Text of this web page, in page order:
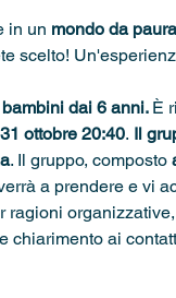
in un mondo da
scelto!
dai 6 anni. È
ottobre 20:40. Il
. Il gruppo, composto
a prendere e vi
ragioni organizzative,
chiarimento ai